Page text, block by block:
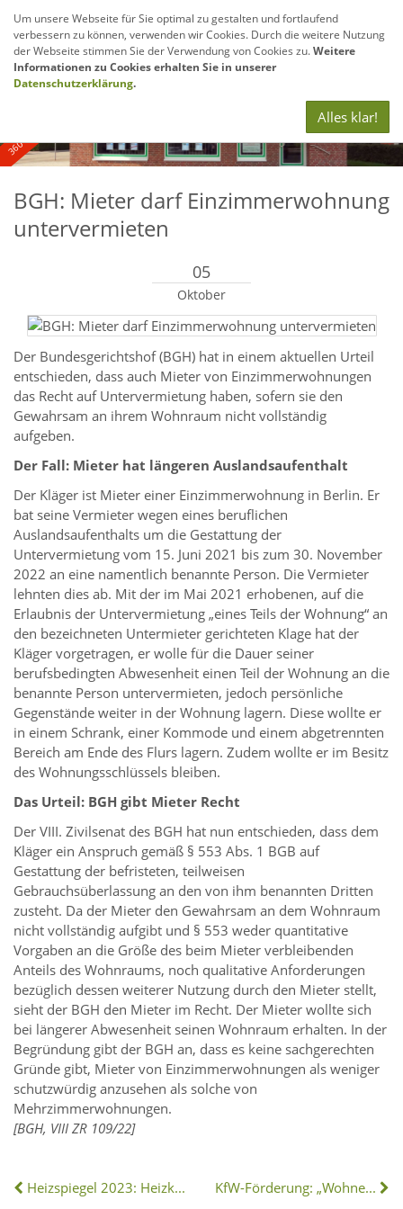
360° - und Luftbildaufnahmen
BGH: Mieter darf Einzimmerwohnung
untervermieten
05
Oktober
Der Bundesgerichtshof (BGH) hat in einem aktuellen Urteil
entschieden, dass auch Mieter von Einzimmerwohnungen
das Recht auf Untervermietung haben, sofern sie den
Gewahrsam an ihrem Wohnraum nicht vollständig
aufgeben.
Der Fall: Mieter hat längeren Auslandsaufenthalt
Der Kläger ist Mieter einer Einzimmerwohnung in Berlin. Er
bat seine Vermieter wegen eines beruflichen
Auslandsaufenthalts um die Gestattung der
Untervermietung vom 15. Juni 2021 bis zum 30. November
2022 an eine namentlich benannte Person. Die Vermieter
lehnten dies ab. Mit der im Mai 2021 erhobenen, auf die
Erlaubnis der Untervermietung „eines Teils der Wohnung“ an
den bezeichneten Untermieter gerichteten Klage hat der
Kläger vorgetragen, er wolle für die Dauer seiner
berufsbedingten Abwesenheit einen Teil der Wohnung an die
benannte Person untervermieten, jedoch persönliche
Gegenstände weiter in der Wohnung lagern. Diese wollte er
in einem Schrank, einer Kommode und einem abgetrennten
Bereich am Ende des Flurs lagern. Zudem wollte er im Besitz
des Wohnungsschlüssels bleiben.
Das Urteil: BGH gibt Mieter Recht
Der VIII. Zivilsenat des BGH hat nun entschieden, dass dem
Kläger ein Anspruch gemäß § 553 Abs. 1 BGB auf
Gestattung der befristeten, teilweisen
Gebrauchsüberlassung an den von ihm benannten Dritten
zusteht. Da der Mieter den Gewahrsam an dem Wohnraum
nicht vollständig aufgibt und § 553 weder quantitative
Vorgaben an die Größe des beim Mieter verbleibenden
Anteils des Wohnraums, noch qualitative Anforderungen
bezüglich dessen weiterer Nutzung durch den Mieter stellt,
sieht der BGH den Mieter im Recht. Der Mieter wollte sich
bei längerer Abwesenheit seinen Wohnraum erhalten. In der
Begründung gibt der BGH an, dass es keine sachgerechten
Gründe gibt, Mieter von Einzimmerwohnungen als weniger
schutzwürdig anzusehen als solche von
Mehrzimmerwohnungen.
[BGH, VIII ZR 109/22]
Heizspiegel 2023: Heizkosten bis zu 81 Prozent höher KfW-Förderung: „Wohneigentum für Familien“ wird angepasst
Um unsere Webseite für Sie optimal zu gestalten und fortlaufend
verbessern zu können, verwenden wir Cookies. Durch die weitere Nutzung
der Webseite stimmen Sie der Verwendung von Cookies zu.Weitere
Informationen zu Cookies erhalten Sie in unserer
Datenschutzerklärung.
Alles klar!